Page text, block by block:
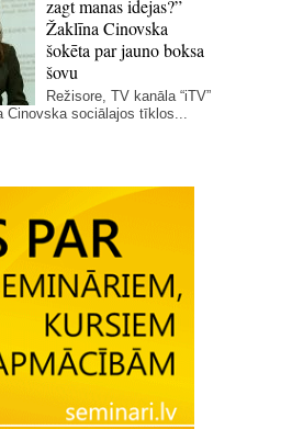
zagt manas idejas?”
Žaklīna Cinovska
šokēta par jauno boksa
šovu
Režisore, TV kanāla “iTV”
Cinovska sociālajos tīklos...